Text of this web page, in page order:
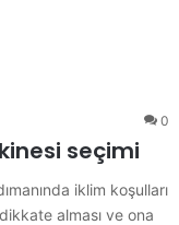
0
seçimi
iklim koşulları
alması ve ona